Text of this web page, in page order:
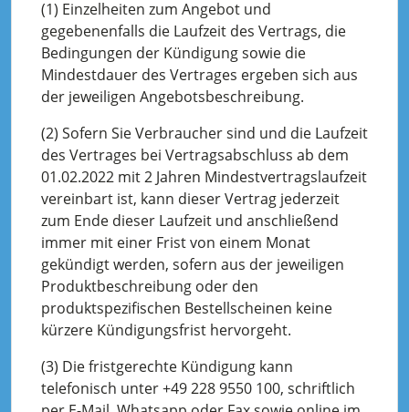
(1) Einzelheiten zum Angebot und
gegebenenfalls die Laufzeit des Vertrags, die
Bedingungen der Kündigung sowie die
Mindestdauer des Vertrages ergeben sich aus
der jeweiligen Angebotsbeschreibung.
(2) Sofern Sie Verbraucher sind und die Laufzeit
des Vertrages bei Vertragsabschluss ab dem
01.02.2022 mit 2 Jahren Mindestvertragslaufzeit
vereinbart ist, kann dieser Vertrag jederzeit
zum Ende dieser Laufzeit und anschließend
immer mit einer Frist von einem Monat
gekündigt werden, sofern aus der jeweiligen
Produktbeschreibung oder den
produktspezifischen Bestellscheinen keine
kürzere Kündigungsfrist hervorgeht.
(3) Die fristgerechte Kündigung kann
telefonisch unter +49 228 9550 100, schriftlich